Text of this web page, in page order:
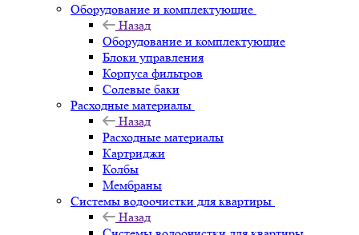
Оборудование и комплектующие
Назад
Оборудование и комплектующие
Блоки управления
Корпуса фильтров
Солевые баки
Расходные материалы
Назад
Расходные материалы
Картриджи
Колбы
Мембраны
Системы водоочистки для квартиры
Назад